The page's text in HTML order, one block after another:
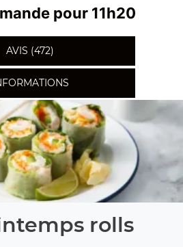
pour 11h20
AVIS (472)
rolls